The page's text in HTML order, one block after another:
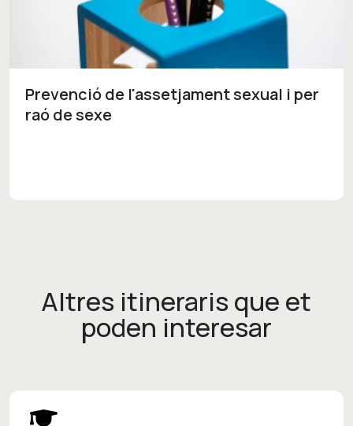
Prevenció de l'assetjament sexual i per
raó de sexe
Altres itineraris que et
poden interesar